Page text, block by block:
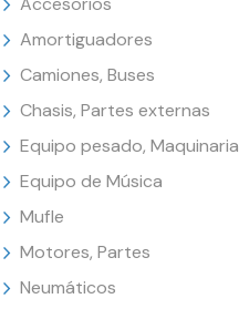
Amortiguadores
Camiones, Buses
Chasis, Partes externas
Equipo pesado, Maquinaria
Equipo de Música
Mufle
Motores, Partes
Neumáticos